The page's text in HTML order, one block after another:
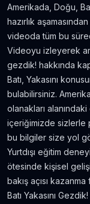
Mı?
Amerikada, Doğu,
hazırlık
videoda tüm bu
Videoyu izleyerek
gezdik! hakkında
Batı, Yakasını
bulabilirsiniz.
olanakları
içeriğimizde sizlerle
bu bilgiler size yol
Yurtdışı eğitim
ötesinde kişisel
bakış açısı
Batı Yakasını